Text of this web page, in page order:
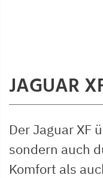
JAGUAR
Der Jaguar XF
sondern auch
Komfort als